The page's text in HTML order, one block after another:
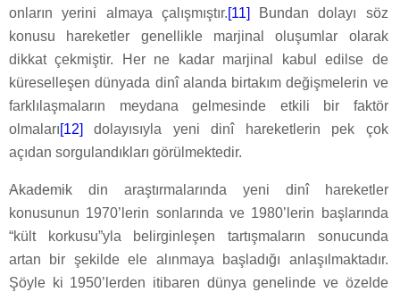
onların yerini almaya çalışmıştır.[11]
Bundan dolayı söz
konusu hareketler genellikle marjinal oluşumlar olarak
dikkat çekmiştir. Her ne kadar marjinal kabul edilse de
küreselleşen dünyada dinî alanda birtakım değişmelerin ve
farklılaşmaların meydana gelmesinde etkili bir faktör
olmaları[12]
dolayısıyla yeni dinî hareketlerin pek çok
açıdan sorgulandıkları görülmektedir.
Akademik din araştırmalarında yeni dinî hareketler
konusunun 1970’lerin sonlarında ve 1980’lerin başlarında
“kült korkusu”yla belirginleşen tartışmaların sonucunda
artan bir şekilde ele alınmaya başladığı anlaşılmaktadır.
Şöyle ki 1950’lerden itibaren dünya genelinde ve özelde